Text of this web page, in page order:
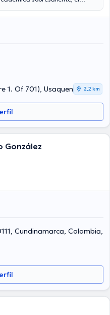
de estudio. Al igual, ella se
en incontables conferencias
continua en su temática de
1. Of 701), Usaquen
2,2 km
González
Cundinamarca, Colombia,